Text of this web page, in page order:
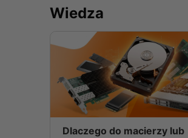
Wiedza
Dlaczego do macierzy lub